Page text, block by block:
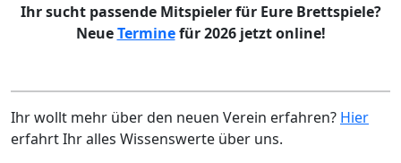
Ihr sucht passende Mitspieler für Eure Brettspiele?
NeueTerminefür 2026 jetzt online!
Ihr wollt mehr über den neuen Verein erfahren? Hier
erfahrt Ihr alles Wissenswerte über uns.